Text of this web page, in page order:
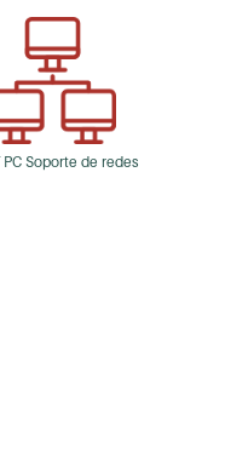
PC Soporte de redes